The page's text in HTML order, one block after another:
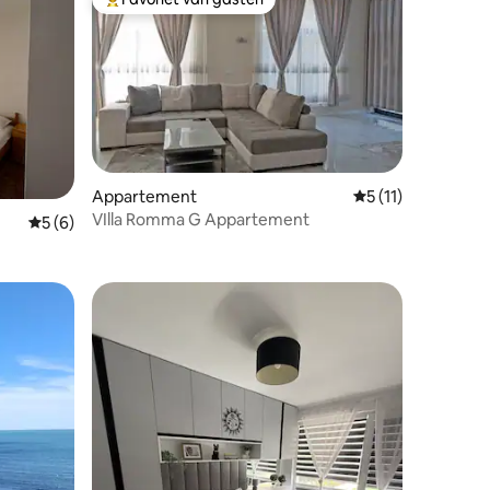
Gemiddelde beoordeling van 5 uit 5, 6 recensies
5 (6)
Topfavoriet van gasten
Appartement Gemiddelde
5 (11)
VIlla Romma G Appartement